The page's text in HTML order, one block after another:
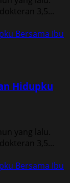
3,5...
Bersama Ibu
Hidupku
yang lalu.
3,5...
Bersama Ibu